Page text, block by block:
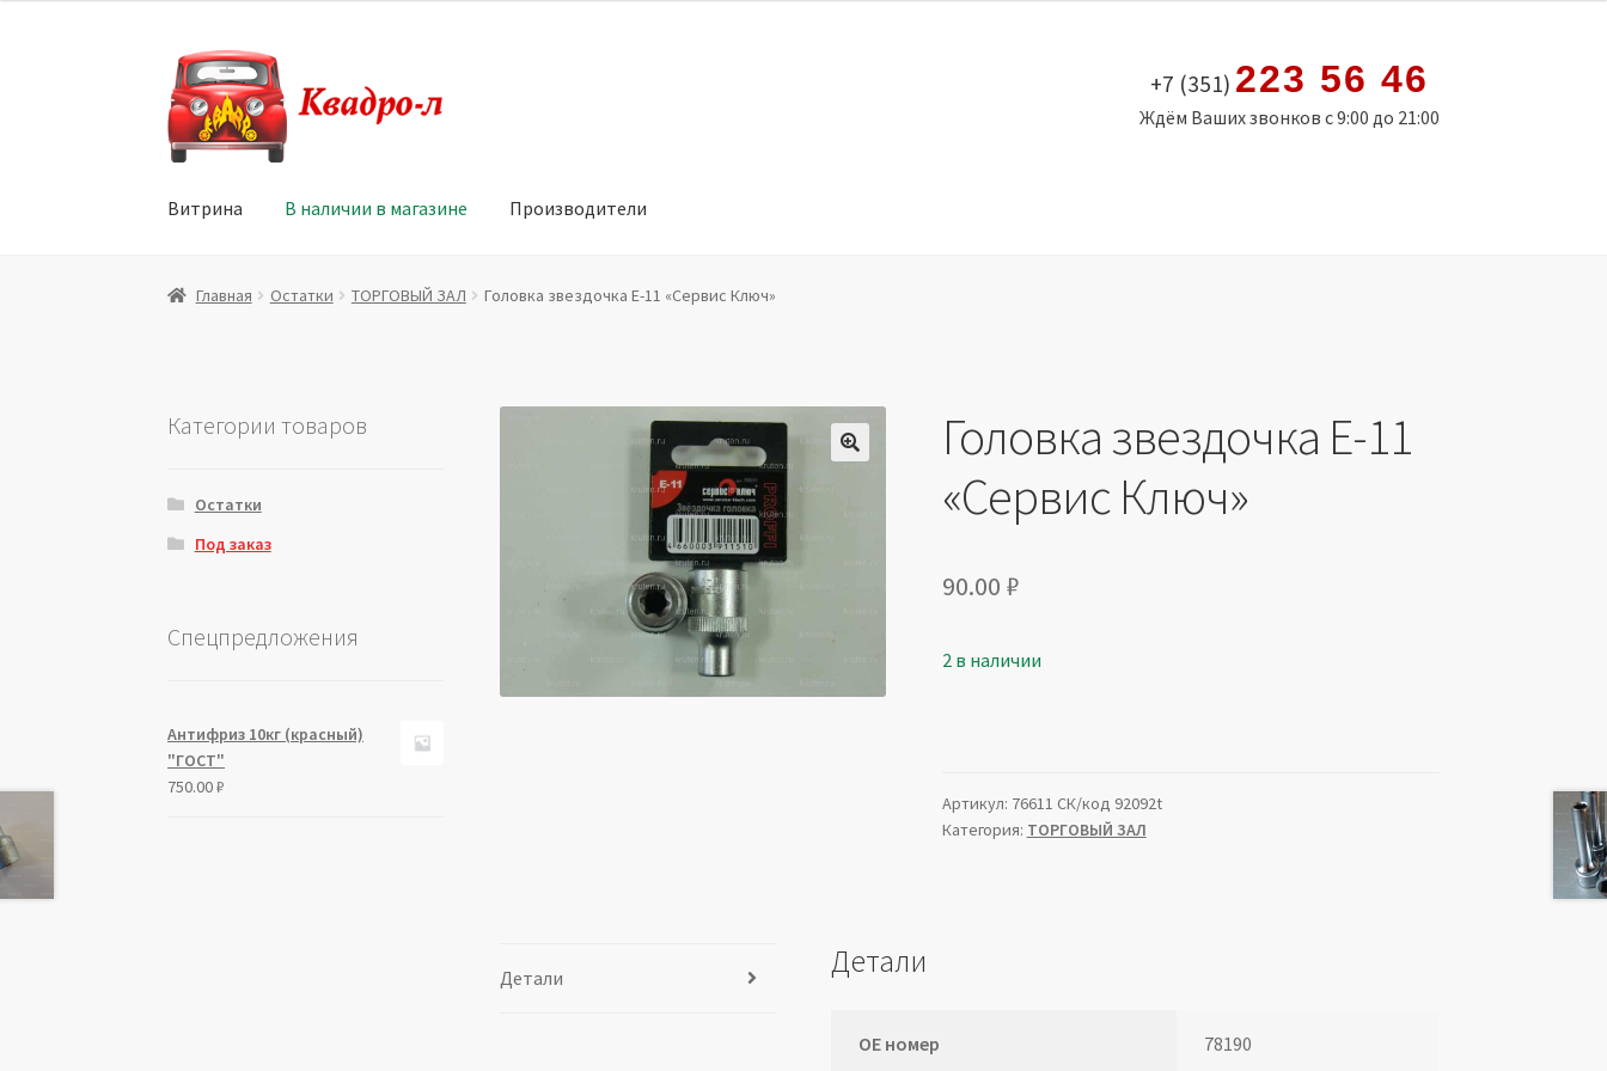
Перейти
к
навигации
Перейти
к
содержимому
+7 (351) 223 56 46
Ждём Ваших звонков с 9:00 до 21:00
Витрина В наличии в магазине Производители
Главная Витрина Мой аккаунтПолитика в отношении обработки персональных данных
Главная Остатки ТОРГОВЫЙ ЗАЛ Головка звездочка Е-11 «Сервис Ключ»
Головка звездочка Е-11
«Сервис Ключ»
90.00 ₽
2 в наличии
Артикул: 76611 СК/код 92092t
Категория: ТОРГОВЫЙ ЗАЛ
Детали Детали
ОЕ номер 78190
Категории товаров
Остатки
Под заказ
Спецпредложения
Антифриз 10кг (красный)
"ГОСТ"
750.00₽